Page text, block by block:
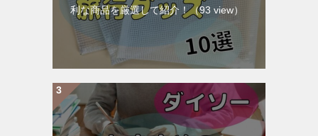
利な商品を厳選して紹介！（93 view）